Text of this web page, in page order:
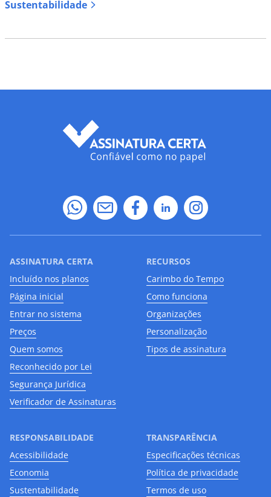
Sustentabilidade
ASSINATURA CERTA
Incluído nos planos
Página inicial
Entrar no sistema
Preços
Quem somos
Reconhecido por Lei
Segurança Jurídica
Verificador de Assinaturas
RECURSOS
Carimbo do Tempo
Como funciona
Organizações
Personalização
Tipos de assinatura
RESPONSABILIDADE
Acessibilidade
Economia
Sustentabilidade
TRANSPARÊNCIA
Especificações técnicas
Política de privacidade
Termos de uso